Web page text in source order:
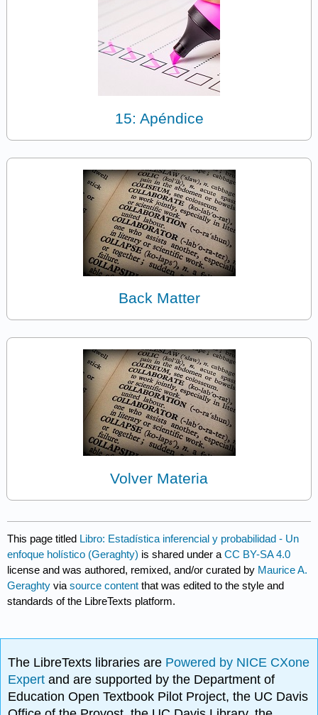
15: Apéndice
Back Matter
Volver Materia
This page titled Libro: Estadística inferencial y probabilidad - Un
enfoque holístico (Geraghty) is shared under aCC BY-SA 4.0
license and was authored, remixed, and/or curated by Maurice A.
Geraghty viasource content that was edited to the style and
standards of the LibreTexts platform.
The LibreTexts libraries are Powered by NICE CXone
Expertand are supported by the Department of
Education Open Textbook Pilot Project, the UC Davis